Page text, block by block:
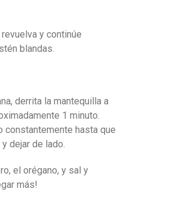
y continúe
blandas.
derrita la mantequilla a
1 minuto.
constantemente hasta que
dejar de lado.
el orégano, y sal y
más!